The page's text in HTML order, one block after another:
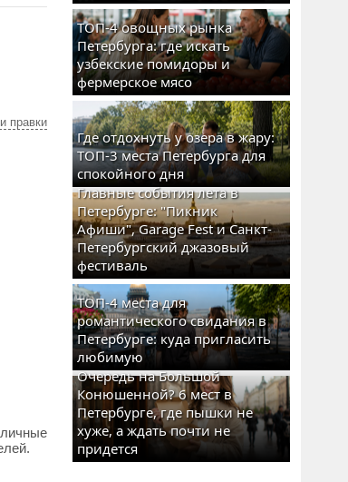
правки
ТОП-4 овощных рынка
Петербурга: где искать
узбекские помидоры и
фермерское мясо
Где отдохнуть у озера в жару:
ТОП-3 места Петербурга для
спокойного дня
Главные события лета в
Петербурге: "Пикник
Афиши", Garage Fest и Санкт-
Петербургский джазовый
фестиваль
ТОП-4 места для
романтического свидания в
Петербурге: куда пригласить
любимую
Очередь на Большой
Конюшенной? 6 мест в
Петербурге, где пышки не
хуже, а ждать почти не
придется